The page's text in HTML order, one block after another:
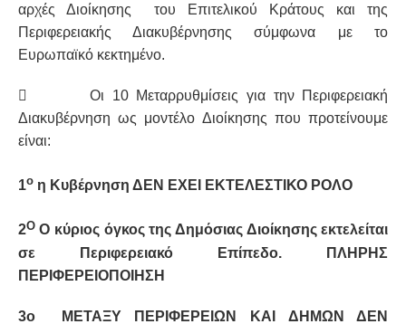
αρχές Διοίκησης του Επιτελικού Κράτους και της
Περιφερειακής Διακυβέρνησης σύμφωνα με το
Ευρωπαϊκό κεκτημένο.

Οι 10 Μεταρρυθμίσεις για την Περιφερειακή
Διακυβέρνηση ως μοντέλο Διοίκησης που προτείνουμε
είναι:
1οη Κυβέρνηση ΔΕΝ ΕΧΕΙ ΕΚΤΕΛΕΣΤΙΚΟ ΡΟΛΟ
2ΟΟ κύριος όγκος της Δημόσιας Διοίκησης εκτελείται
σε Περιφερειακό Επίπεδο. ΠΛΗΡΗΣ
ΠΕΡΙΦΕΡΕΙΟΠΟΙΗΣΗ
3ο ΜΕΤΑΞΥ ΠΕΡΙΦΕΡΕΙΩΝ ΚΑΙ ΔΗΜΩΝ ΔΕΝ